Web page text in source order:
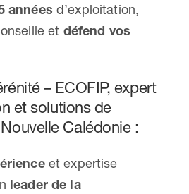
années d’exploitation,
et défend vos
– ECOFIP, expert
et solutions de
Calédonie :
et expertise
leader de la